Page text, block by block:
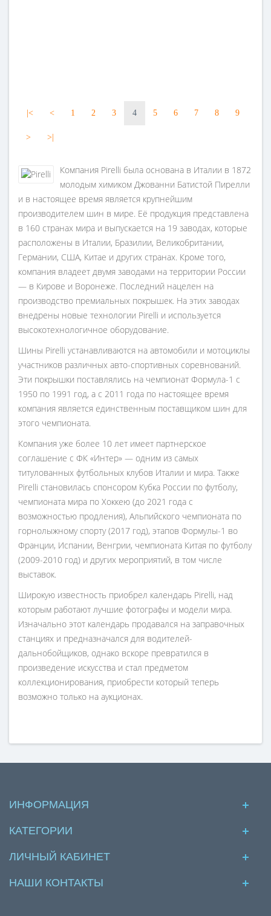
|< < 1 2 3 4 5 6 7 8 9
> >|
Компания Pirelli была основана в Италии в 1872
молодым химиком Джованни Батистой Пирелли
и в настоящее время является крупнейшим
производителем шин в мире. Её продукция представлена
в 160 странах мира и выпускается на 19 заводах, которые
расположены в Италии, Бразилии, Великобритании,
Германии, США, Китае и других странах. Кроме того,
компания владеет двумя заводами на территории России
— в Кирове и Воронеже. Последний нацелен на
производство премиальных покрышек. На этих заводах
внедрены новые технологии Pirelli и используется
высокотехнологичное оборудование.
Шины Pirelli устанавливаются на автомобили и мотоциклы
участников различных авто-спортивных соревнований.
Эти покрышки поставлялись на чемпионат Формула-1 с
1950 по 1991 год, а с 2011 года по настоящее время
компания является единственным поставщиком шин для
этого чемпионата.
Компания уже более 10 лет имеет партнерское
соглашение с ФК «Интер» — одним из самых
титулованных футбольных клубов Италии и мира. Также
Pirelli становилась спонсором Кубка России по футболу,
чемпионата мира по Хоккею (до 2021 года с
возможностью продления), Альпийского чемпионата по
горнолыжному спорту (2017 год), этапов Формулы-1 во
Франции, Испании, Венгрии, чемпионата Китая по футболу
(2009-2010 год) и других мероприятий, в том числе
выставок.
Широкую известность приобрел календарь Pirelli, над
которым работают лучшие фотографы и модели мира.
Изначально этот календарь продавался на заправочных
станциях и предназначался для водителей-
дальнобойщиков, однако вскоре превратился в
произведение искусства и стал предметом
коллекционирования, приобрести который теперь
возможно только на аукционах.
ИНФОРМАЦИЯ
КАТЕГОРИИ
ЛИЧНЫЙ КАБИНЕТ
НАШИ КОНТАКТЫ